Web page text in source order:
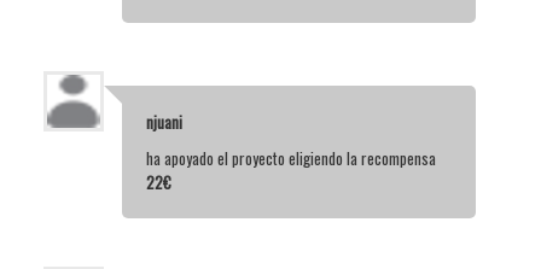
njuani
ha apoyado el proyecto eligiendo la recompensa
22€